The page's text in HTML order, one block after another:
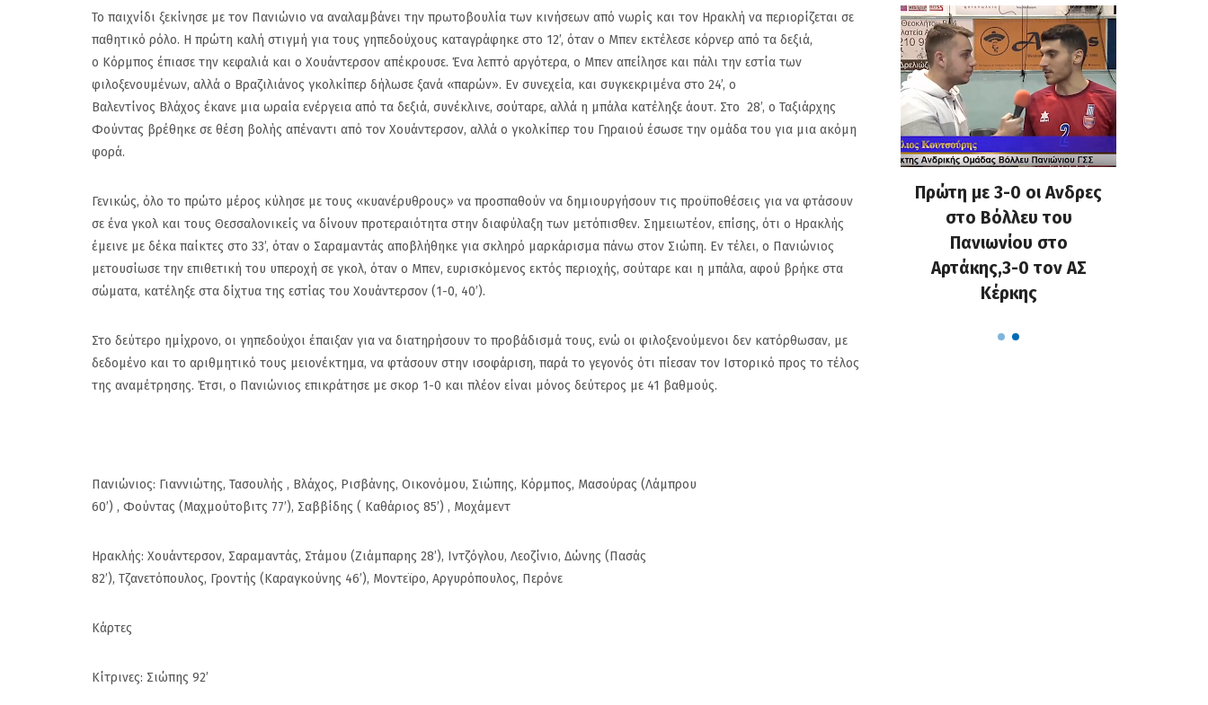
Το παιχνίδι ξεκίνησε με τον Πανιώνιο να αναλαμβάνει την πρωτοβουλία των κινήσεων από νωρίς και τον Ηρακλή να περιορίζεται σε
παθητικό ρόλο. Η πρώτη καλή στιγμή για τους γηπεδούχους καταγράφηκε στο 12’, όταν ο Μπεν εκτέλεσε κόρνερ από τα δεξιά,
ο Κόρμπος έπιασε την κεφαλιά και ο Χουάντερσον απέκρουσε. Ένα λεπτό αργότερα, ο Μπεν απείλησε και πάλι την εστία των
φιλοξενουμένων, αλλά ο Βραζιλιάνος γκολκίπερ δήλωσε ξανά «παρών». Εν συνεχεία, και συγκεκριμένα στο 24’, ο
Βαλεντίνος Βλάχος έκανε μια ωραία ενέργεια από τα δεξιά, συνέκλινε, σούταρε, αλλά η μπάλα κατέληξε άουτ. Στο 28’, ο Ταξιάρχης
Φούντας βρέθηκε σε θέση βολής απέναντι από τον Χουάντερσον, αλλά ο γκολκίπερ του Γηραιού έσωσε την ομάδα του για μια ακόμη
φορά.
Γενικώς, όλο το πρώτο μέρος κύλησε με τους «κυανέρυθρους» να προσπαθούν να δημιουργήσουν τις προϋποθέσεις για να φτάσουν
σε ένα γκολ και τους Θεσσαλονικείς να δίνουν προτεραιότητα στην διαφύλαξη των μετόπισθεν. Σημειωτέον, επίσης, ότι ο Ηρακλής
έμεινε με δέκα παίκτες στο 33’, όταν ο Σαραμαντάς αποβλήθηκε για σκληρό μαρκάρισμα πάνω στον Σιώπη. Εν τέλει, ο Πανιώνιος
μετουσίωσε την επιθετική του υπεροχή σε γκολ, όταν ο Μπεν, ευρισκόμενος εκτός περιοχής, σούταρε και η μπάλα, αφού βρήκε στα
σώματα, κατέληξε στα δίχτυα της εστίας του Χουάντερσον (1-0, 40’).
Στο δεύτερο ημίχρονο, οι γηπεδούχοι έπαιξαν για να διατηρήσουν το προβάδισμά τους, ενώ οι φιλοξενούμενοι δεν κατόρθωσαν, με
δεδομένο και το αριθμητικό τους μειονέκτημα, να φτάσουν στην ισοφάριση, παρά το γεγονός ότι πίεσαν τον Ιστορικό προς το τέλος
της αναμέτρησης. Έτσι, ο Πανιώνιος επικράτησε με σκορ 1-0 και πλέον είναι μόνος δεύτερος με 41 βαθμούς.
Πανιώνιος: Γιαννιώτης, Τασουλής , Βλάχος, Ρισβάνης, Οικονόμου, Σιώπης, Κόρμπος, Μασούρας (Λάμπρου
60’) , Φούντας (Μαχμούτοβιτς 77’), Σαββίδης ( Καθάριος 85’) , Μοχάμεντ
Ηρακλής: Χουάντερσον, Σαραμαντάς, Στάμου (Ζιάμπαρης 28’), Ιντζόγλου, Λεοζίνιο, Δώνης (Πασάς
82’), Τζανετόπουλος, Γροντής (Καραγκούνης 46’), Μοντεϊρο, Αργυρόπουλος, Περόνε
Κάρτες
Κίτρινες: Σιώπης 92’
Δεν τα κατάφεραν οι
Ανδρες στο Βόλλεϋ του
Ιστορικού. Ηττα από την
Ερυθραία με 1-3 στην Νέα
Σμύρνη
Πρώτη με 3-0 οι Ανδρες
στο Βόλλευ του
Πανιωνίου στο
Αρτάκης,3-0 τον ΑΣ
Δεν τα κατάφεραν οι
Ανδρες στο Βόλλεϋ του
Ιστορικού. Ηττα από την
Ερυθραία με 1-3 στην Νέα
Πρώτη με 3-0 οι Ανδρες
στο Βόλλευ του
Πανιωνίου στο
Αρτάκης,3-0 τον ΑΣ
Κέρκης